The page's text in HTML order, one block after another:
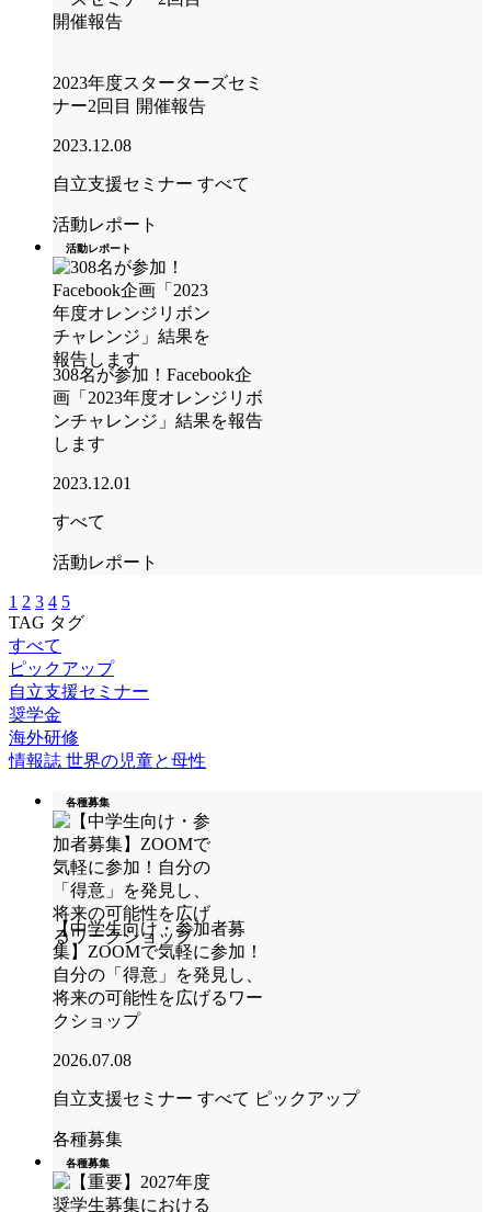
2023年度スターターズセミ
ナー2回目 開催報告
2023.12.08
自立支援セミナー すべて
活動レポート
活動レポート
308名が参加！Facebook企
画「2023年度オレンジリボ
ンチャレンジ」結果を報告
します
2023.12.01
すべて
活動レポート
1 2 3 4 5
TAG タグ
すべて
ピックアップ
自立支援セミナー
奨学金
海外研修
情報誌 世界の児童と母性
各種募集
【中学生向け・参加者募
集】ZOOMで気軽に参加！
自分の「得意」を発見し、
将来の可能性を広げるワー
クショップ
2026.07.08
自立支援セミナー すべて ピックアップ
各種募集
各種募集